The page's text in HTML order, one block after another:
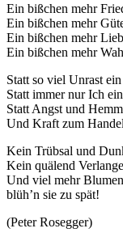
Ein bißchen mehr
Ein bißchen mehr
Ein bißchen mehr
Ein bißchen mehr
Statt so viel Unrast
Statt immer nur Ich
Statt Angst und
Und Kraft zum
Kein Trübsal und
Kein quälend
Und viel mehr
blüh’n sie zu spät!
(Peter Rosegger)